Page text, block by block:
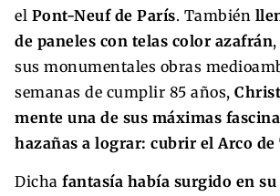
el Pont-Neuf de París. También
de paneles con telas color azafrán
sus monumentales obras
semanas de cumplir 85 años,
mente una de sus máximas
hazañas a lograr: cubrir el Arco
Dicha fantasía había surgido en su